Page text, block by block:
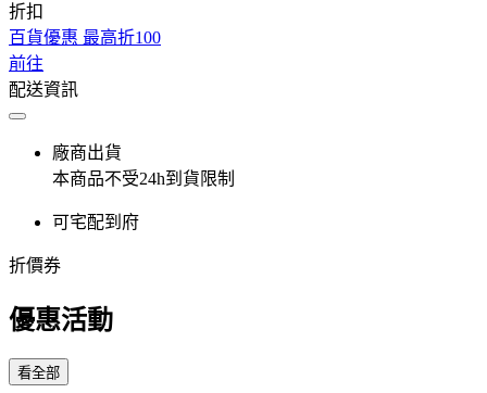
折扣
百貨優惠 最高折100
前往
配送資訊
廠商出貨
本商品不受24h到貨限制
可宅配到府
折價券
優惠活動
看全部